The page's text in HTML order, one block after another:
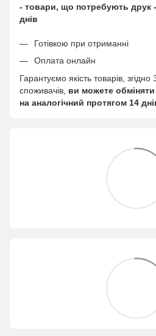
- товари, що потребують друк
днів
Готівкою при отриманні
Оплата онлайн
Гарантуємо якість товарів,
споживачів, ви можете обміняти
на аналогічний протягом 14